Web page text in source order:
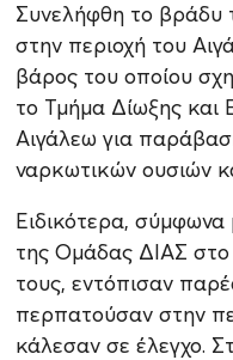
Συνελήφθη το βράδυ
στην περιοχή του
βάρος του οποίου
το Τμήμα Δίωξης και
Αιγάλεω για
ναρκωτικών ουσιών
Ειδικότερα, σύμφωνα
της Ομάδας ΔΙΑΣ στο
τους, εντόπισαν
περπατούσαν στην
κάλεσαν σε έλεγχο.